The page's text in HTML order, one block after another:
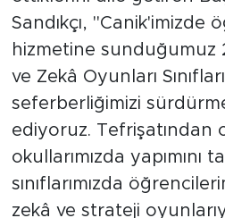
Sandıkçı, "Canik'imizde
hizmetine sunduğumuz
ve Zekâ Oyunları
seferberliğimizi
ediyoruz. Tefrişatından
okullarımızda yapımını
sınıflarımızda
zekâ ve strateji